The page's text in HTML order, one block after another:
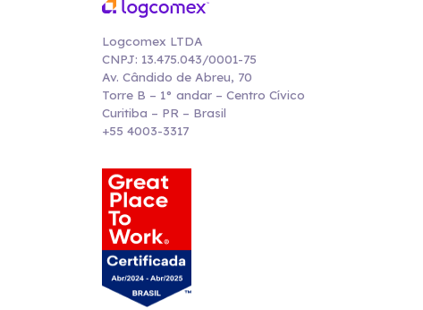
Logcomex LTDA
CNPJ: 13.475.043/0001-75
Av. Cândido de Abreu, 70
Torre B – 1° andar – Centro Cívico
Curitiba – PR – Brasil
+55 4003-3317